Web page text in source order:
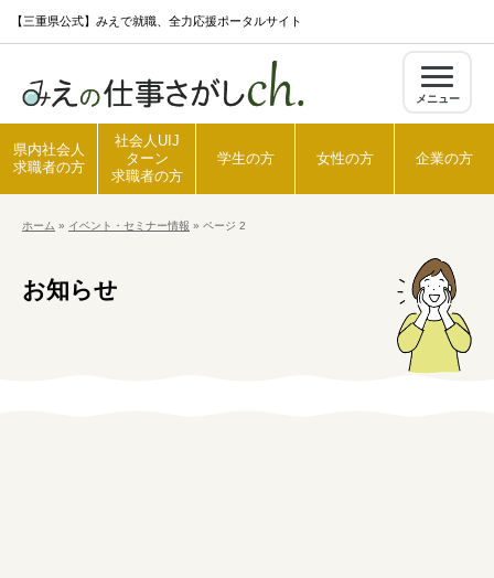
k
c
【三重県公式】みえで就職、全力応援ポータルサイト
メニュー
県内社会人
求職者の方
社会人UIJ
ターン
求職者の方
学生の方 女性の方 企業の方
ホーム » イベント・セミナー情報 » ページ 2
お知らせ